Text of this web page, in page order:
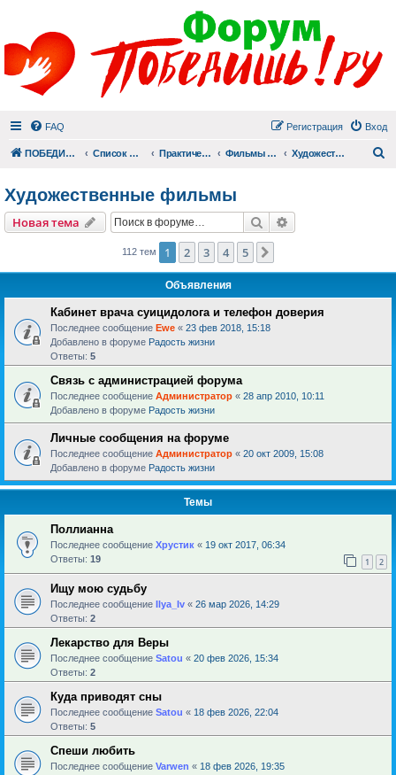
FAQ Вход
Регистрация
ПОБЕДИШЬ.РУ Список форумов Практический раздел Фильмы для души Художественные фильмы
Художественные фильмы
Новая тема Поиск
112 тем 1 2 3 4 5
Объявления
Кабинет врача суицидолога и телефон доверия
Последнее сообщение Ewe « 23 фев 2018, 15:18
Добавлено в форуме Радость жизни
Ответы: 5
Связь с администрацией форума
Последнее сообщение Администратор « 28 апр 2010, 10:11
Добавлено в форуме Радость жизни
Личные сообщения на форуме
Последнее сообщение Администратор « 20 окт 2009, 15:08
Добавлено в форуме Радость жизни
Темы
Поллианна
Последнее сообщение Хрустик « 19 окт 2017, 06:34
Ответы: 19 1 2
Ищу мою судьбу
Последнее сообщение Ilya_Iv « 26 мар 2026, 14:29
Ответы: 2
Лекарство для Веры
Последнее сообщение Satou « 20 фев 2026, 15:34
Ответы: 2
Куда приводят сны
Последнее сообщение Satou « 18 фев 2026, 22:04
Ответы: 5
Спеши любить
Последнее сообщение Varwen « 18 фев 2026, 19:35